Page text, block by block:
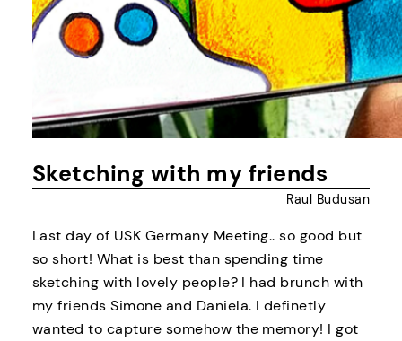
Sketching with my friends
Raul Budusan
Last day of USK Germany Meeting.. so good but
so short! What is best than spending time
sketching with lovely people? I had brunch with
my friends Simone and Daniela. I definetly
wanted to capture somehow the memory! I got